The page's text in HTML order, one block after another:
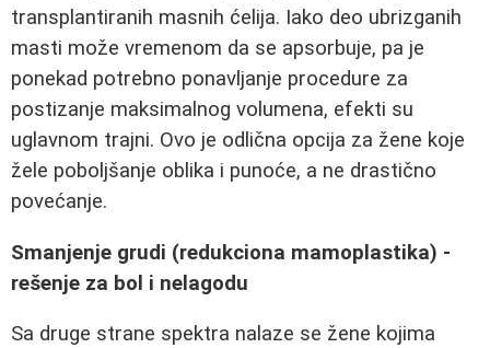
transplantiranih masnih ćelija. Iako deo ubrizganih
masti može vremenom da se apsorbuje, pa je
ponekad potrebno ponavljanje procedure za
postizanje maksimalnog volumena, efekti su
uglavnom trajni. Ovo je odlična opcija za žene koje
žele poboljšanje oblika i punoće, a ne drastično
povećanje.
Smanjenje grudi (redukciona mamoplastika) -
rešenje za bol i nelagodu
Sa druge strane spektra nalaze se žene kojima